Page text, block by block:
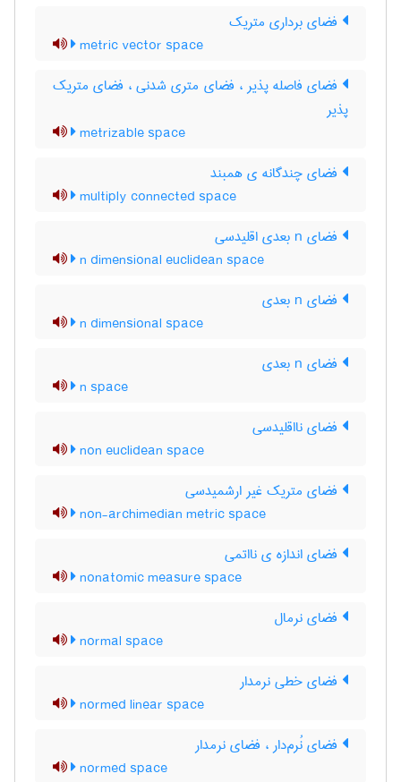
فضای برداری متریک
metric vector space
فضای فاصله پذیر ، فضای متری شدنی ، فضای متریک
پذیر
metrizable space
فضای چندگانه ی همبند
multiply connected space
فضای n بعدی اقلیدسی
n dimensional euclidean space
فضای n بعدی
n dimensional space
فضای n بعدی
n space
فضای نااقلیدسی
non euclidean space
فضای متریک غیر ارشمیدسی
non-archimedian metric space
فضای اندازه ی نااتمی
nonatomic measure space
فضای نرمال
normal space
فضای خطی نرمدار
normed linear space
فضای نُرم‌دار ، فضای نرمدار
normed space